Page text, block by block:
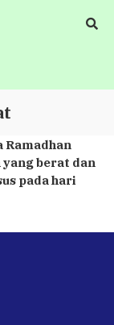
Ramadhan
berat dan
pada hari